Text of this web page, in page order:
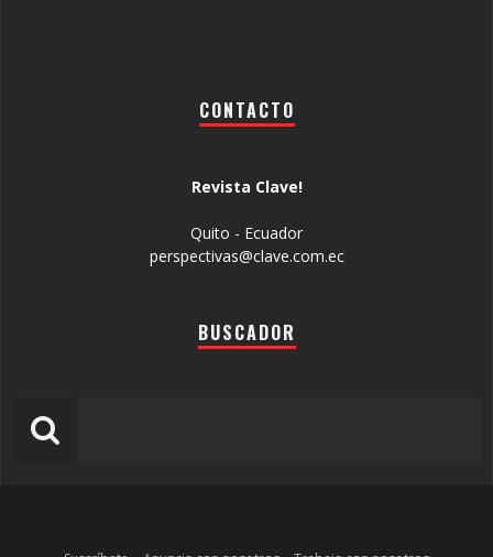
CONTACTO
Revista Clave!
Quito - Ecuador
perspectivas@clave.com.ec
BUSCADOR